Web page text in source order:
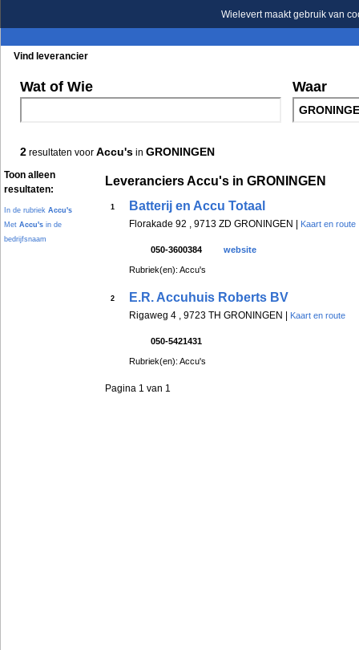
Wielevert maakt gebruik van
Vind leverancier
Wat of Wie Waar
2 resultaten voor Accu's in GRONINGEN
Toon alleen
resultaten:
In de rubriek Accu's
Met Accu's in de
bedrijfsnaam
Leveranciers Accu's in GRONINGEN
1 Batterij en Accu Totaal
Florakade 92 , 9713 ZD GRONINGEN | Kaart en route
050-3600384 website
Rubriek(en): Accu's
2 E.R. Accuhuis Roberts BV
Rigaweg 4 , 9723 TH GRONINGEN | Kaart en route
050-5421431
Rubriek(en): Accu's
Pagina 1 van 1